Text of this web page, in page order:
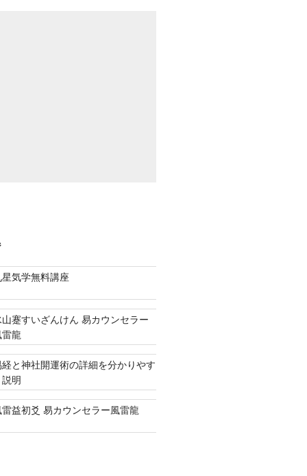
星気学無料講座
山蹇すいざんけん 易カウンセラー
雷龍
経と神社開運術の詳細を分かりやす
説明
雷益初爻 易カウンセラー風雷龍